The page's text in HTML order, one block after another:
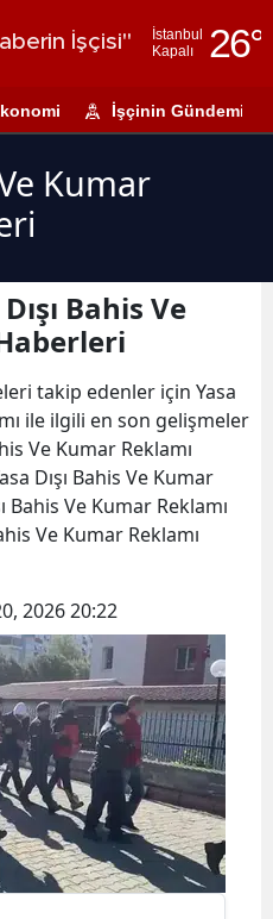
İşçisi"
İstanbul
Kapalı
26°
Adıyaman
Ankara
Artvin
Aydın
Balıkesir
Bitlis
Bolu
Burdur
Bursa
Çanakkale
Çankırı
İşçinin Gündemi
Kumar
Bahis Ve
takip edenler için Yasa
ile ilgili en son gelişmeler
Ve Kumar Reklamı
Dışı Bahis Ve Kumar
Bahis Ve Kumar Reklamı
Ve Kumar Reklamı
2026 20:22